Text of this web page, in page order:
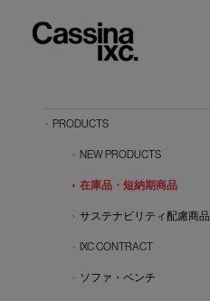
PRODUCTS
NEW PRODUCTS
在庫品・短納期商品
サステナビリティ配慮商品
IXC CONTRACT
ソファ・ベンチ